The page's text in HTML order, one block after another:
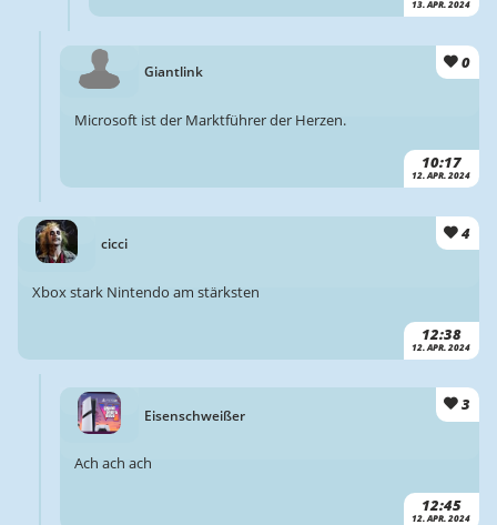
13. APR. 2024
Giantlink 0
10:17
12. APR. 2024
Microsoft ist der Marktführer der Herzen.
cicci
4
12:38
12. APR. 2024
Xbox stark Nintendo am stärksten
Eisenschweißer
3
12:45
12. APR. 2024
Ach ach ach